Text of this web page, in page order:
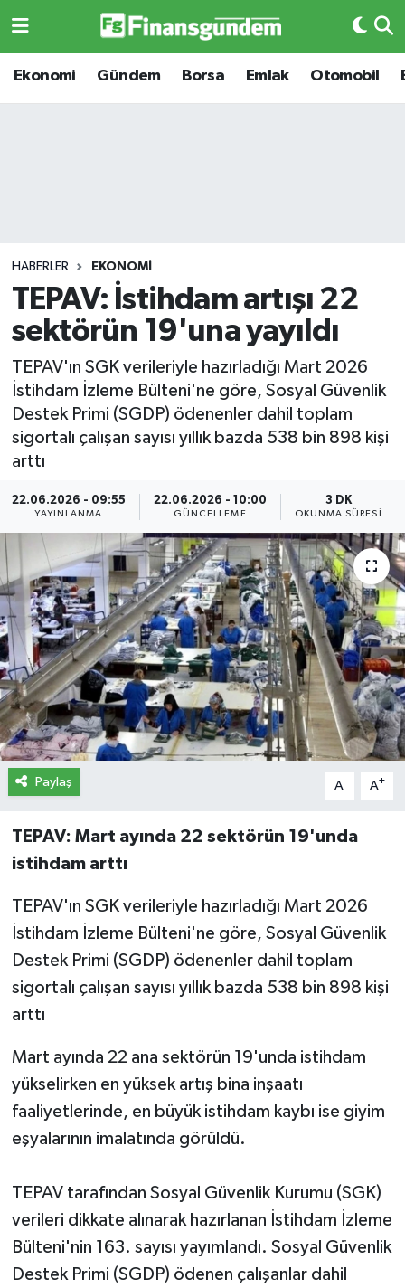
Ekonomi Gündem Borsa Emlak Otomobil
HABERLER EKONOMI
TEPAV: İstihdam artışı 22
sektörün 19'una yayıldı
TEPAV'ın SGK verileriyle hazırladığı Mart 2026
İstihdam İzleme Bülteni'ne göre, Sosyal Güvenlik
Destek Primi (SGDP) ödenenler dahil toplam
sigortalı çalışan sayısı yıllık bazda 538 bin 898 kişi
arttı
22.06.2026 - 09:55
YAYINLANMA
22.06.2026 - 10:00
GÜNCELLEME
3 DK
OKUNMA SÜRESI
Paylaş A- A+
TEPAV: Mart ayında 22 sektörün 19'unda
istihdam arttı
TEPAV'ın SGK verileriyle hazırladığı Mart 2026
İstihdam İzleme Bülteni'ne göre, Sosyal Güvenlik
Destek Primi (SGDP) ödenenler dahil toplam
sigortalı çalışan sayısı yıllık bazda 538 bin 898 kişi
arttı
Mart ayında 22 ana sektörün 19'unda istihdam
yükselirken en yüksek artış bina inşaatı
faaliyetlerinde, en büyük istihdam kaybı ise giyim
eşyalarının imalatında görüldü.
TEPAV tarafından Sosyal Güvenlik Kurumu (SGK)
verileri dikkate alınarak hazırlanan İstihdam İzleme
Bülteni'nin 163. sayısı yayımlandı. Sosyal Güvenlik
Destek Primi (SGDP) ödenen çalışanlar dahil
Ekonomi
Otomobil
Gizlilik Sözleşmesi
Hakkımızda
İletişim
Yasal Uyarı
Ekonomi
Emtia
BITCOIN
Yapay Zeka